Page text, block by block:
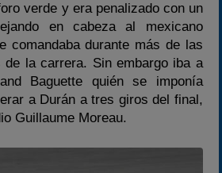
verde y era penalizado con un
en cabeza al mexicano
comandaba durante más de las
la carrera. Sin embargo iba a
Baguette quién se imponía
a Durán a tres giros del final,
Guillaume Moreau.